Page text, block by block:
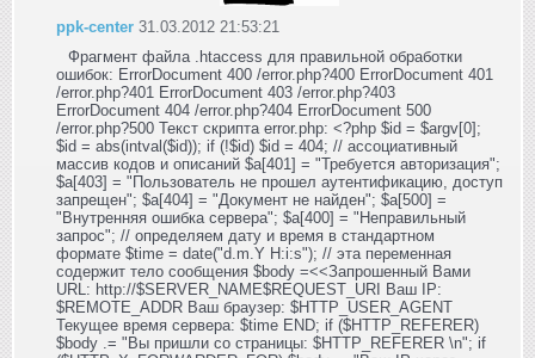
ppk-center 31.03.2012 21:53:21
Фрагмент файла .htaccess для правильной обработки
ошибок: ErrorDocument 400 /error.php?400 ErrorDocument 401
/error.php?401 ErrorDocument 403 /error.php?403
ErrorDocument 404 /error.php?404 ErrorDocument 500
/error.php?500 Текст скрипта error.php: <?php $id = $argv[0];
$id = abs(intval($id)); if (!$id) $id = 404; // ассоциативный
массив кодов и описаний $a[401] = "Требуется авторизация";
$a[403] = "Пользователь не прошел аутентификацию, доступ
запрещен"; $a[404] = "Документ не найден"; $a[500] =
"Внутренняя ошибка сервера"; $a[400] = "Неправильный
запрос"; // определяем дату и время в стандартном
формате $time = date("d.m.Y H:i:s"); // эта переменная
содержит тело сообщения $body =<<Запрошенный Вами
URL: http://$SERVER_NAME$REQUEST_URI Ваш IP:
$REMOTE_ADDR Ваш браузер: $HTTP_USER_AGENT
Текущее время сервера: $time END; if ($HTTP_REFERER)
$body .= "Вы пришли со страницы: $HTTP_REFERER \n"; if